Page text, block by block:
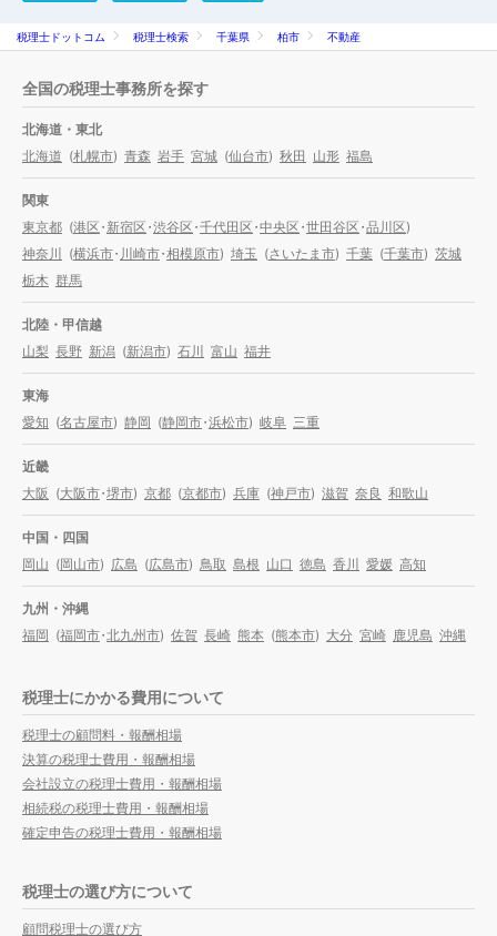
税理士ドットコム 税理士検索 千葉県 柏市 不動産
全国の税理士事務所を探す
北海道・東北
北海道 (札幌市) 青森 岩手 宮城 (仙台市) 秋田 山形 福島
関東
東京都 (港区・新宿区・渋谷区・千代田区・中央区・世田谷区・品川区)
神奈川
(横浜市・ 川崎市・相模原市) 埼玉 (さいたま市) 千葉 (千葉市) 茨城
栃木 群馬
北陸・甲信越
山梨 長野 新潟 (新潟市) 石川 富山 福井
東海
愛知 (名古屋市) 静岡 (静岡市・浜松市) 岐阜 三重
近畿
大阪 (大阪市・堺市) 京都 (京都市) 兵庫 (神戸市) 滋賀 奈良 和歌山
中国・四国
岡山 (岡山市) 広島 (広島市) 鳥取 島根 山口 徳島 香川 愛媛 高知
九州・沖縄
福岡 (福岡市・北九州市) 佐賀 長崎 熊本 (熊本市) 大分 宮崎 鹿児島 沖縄
税理士にかかる費用について
税理士の顧問料・報酬相場
決算の税理士費用・報酬相場
会社設立の税理士費用・報酬相場
相続税の税理士費用・報酬相場
確定申告の税理士費用・報酬相場
税理士の選び方について
顧問税理士の選び方